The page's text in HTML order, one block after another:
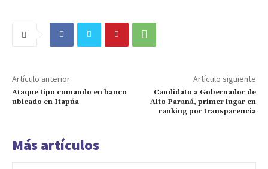
Artículo anterior
Ataque tipo comando en banco
ubicado en Itapúa
Artículo siguiente
Candidato a Gobernador de
Alto Paraná, primer lugar en
ranking por transparencia
Más artículos